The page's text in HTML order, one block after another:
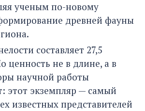
ученым по-новому
древней фауны
составляет 27,5
ценность не в длине, а в
научной работы
этот экземпляр — самый
известных представителей